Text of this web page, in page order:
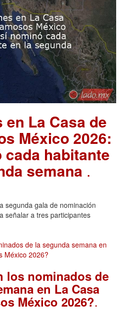
La Casa de
México 2026:
habitante
semana .
segunda gala de nominación
señalar a tres participantes
los nominados de
en La Casa
México 2026?.